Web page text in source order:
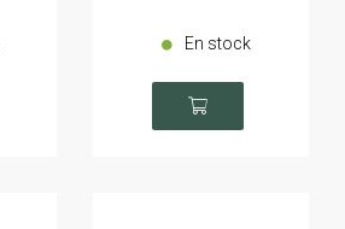
En stock